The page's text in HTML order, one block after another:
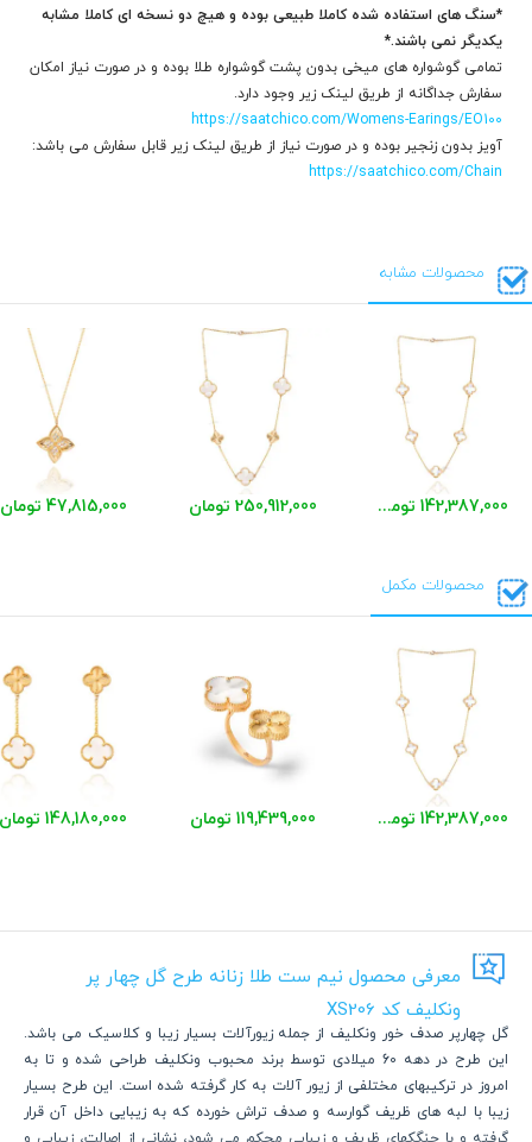
*سنگ های استفاده شده کاملا طبیعی بوده و هیچ دو نسخه ای کاملا مشابه
یکدیگر نمی باشند.*
تمامی گوشواره های میخی بدون پشت گوشواره طلا بوده و در صورت نیاز امکان
سفارش جداگانه از طریق لینک زیر وجود دارد.
https://saatchico.com/Womens-Earings/EO100
آویز بدون زنجیر بوده و در صورت نیاز از طریق لینک زیر قابل سفارش می باشد:
https://saatchico.com/Chain
محصولات مشابه
142,387,000 تومان 250,912,000 تومان 47,815,000 تومان
محصولات مکمل
142,387,000 تومان 119,439,000 تومان 148,180,000 تومان
معرفی محصول نیم ست طلا زنانه طرح گل چهار پر
ونکلیف کد XS206
گل چهارپر صدف خور ونکلیف از جمله زیورآلات بسیار زیبا و کلاسیک می باشد.
این طرح در دهه 60 میلادی توسط برند محبوب ونکلیف طراحی شده و تا به
امروز در ترکیبهای مختلفی از زیور آلات به کار گرفته شده است. این طرح بسیار
زیبا با لبه های ظریف گوارسه و صدف تراش خورده که به زیبایی داخل آن قرار
گرفته و با چنگکهای ظریف و زیبایی محکم می شود، نشانی از اصالت، زیبایی و